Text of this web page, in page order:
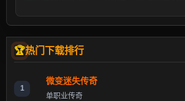
热门下载排行
1
微变迷失传奇
单职业传奇